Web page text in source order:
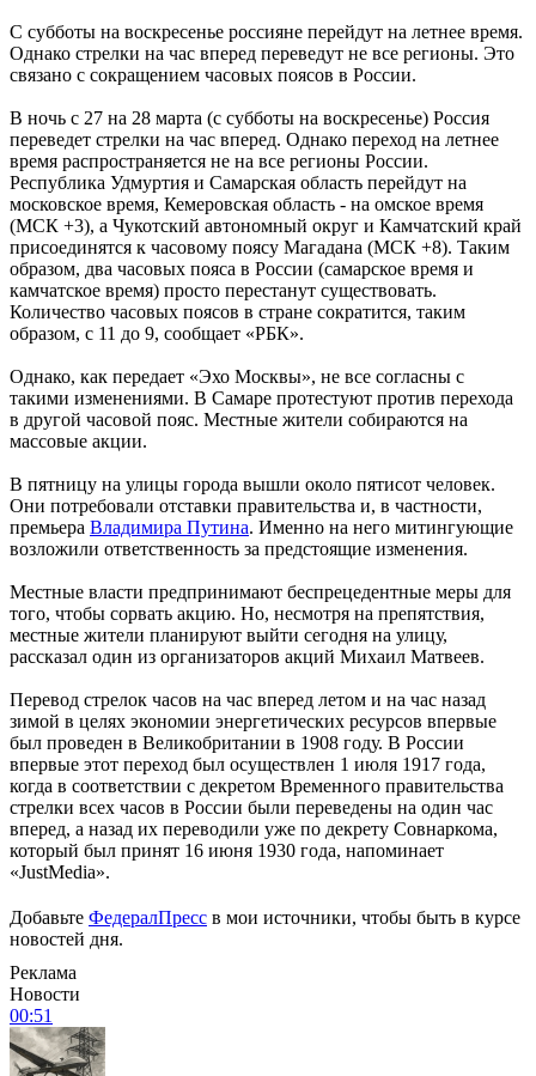
С субботы на воскресенье россияне перейдут на летнее время.
Однако стрелки на час вперед переведут не все регионы. Это
связано с сокращением часовых поясов в России.
В ночь с 27 на 28 марта (с субботы на воскресенье) Россия
переведет стрелки на час вперед. Однако переход на летнее
время распространяется не на все регионы России.
Республика Удмуртия и Самарская область перейдут на
московское время, Кемеровская область - на омское время
(МСК +3), а Чукотский автономный округ и Камчатский край
присоединятся к часовому поясу Магадана (МСК +8). Таким
образом, два часовых пояса в России (самарское время и
камчатское время) просто перестанут существовать.
Количество часовых поясов в стране сократится, таким
образом, с 11 до 9, сообщает «РБК».
Однако, как передает «Эхо Москвы», не все согласны с
такими изменениями. В Самаре протестуют против перехода
в другой часовой пояс. Местные жители собираются на
массовые акции.
В пятницу на улицы города вышли около пятисот человек.
Они потребовали отставки правительства и, в частности,
премьера Владимира Путина. Именно на него митингующие
возложили ответственность за предстоящие изменения.
Местные власти предпринимают беспрецедентные меры для
того, чтобы сорвать акцию. Но, несмотря на препятствия,
местные жители планируют выйти сегодня на улицу,
рассказал один из организаторов акций Михаил Матвеев.
Перевод стрелок часов на час вперед летом и на час назад
зимой в целях экономии энергетических ресурсов впервые
был проведен в Великобритании в 1908 году. В России
впервые этот переход был осуществлен 1 июля 1917 года,
когда в соответствии с декретом Временного правительства
стрелки всех часов в России были переведены на один час
вперед, а назад их переводили уже по декрету Совнаркома,
который был принят 16 июня 1930 года, напоминает
«JustMedia».
Добавьте ФедералПресс в мои источники, чтобы быть в курсе
новостей дня.
Реклама
Новости
00:51